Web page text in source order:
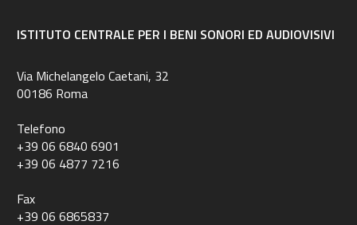
ISTITUTO CENTRALE PER I BENI SONORI ED AUDIOVISIVI
Via Michelangelo Caetani, 32
00186 Roma
Telefono
+39 06 6840 6901
+39 06 4877 7216
Fax
+39 06 6865837